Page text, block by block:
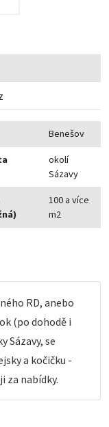
Benešov
okolí
Sázavy
100 a více
m2
RD, anebo
(po dohodě i
Sázavy, se
a kočičku -
za nabídky.